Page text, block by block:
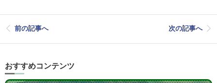
前の記事へ 次の記事へ
おすすめコンテンツ